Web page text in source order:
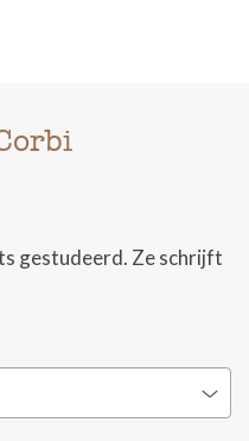
gestudeerd. Ze schrijft